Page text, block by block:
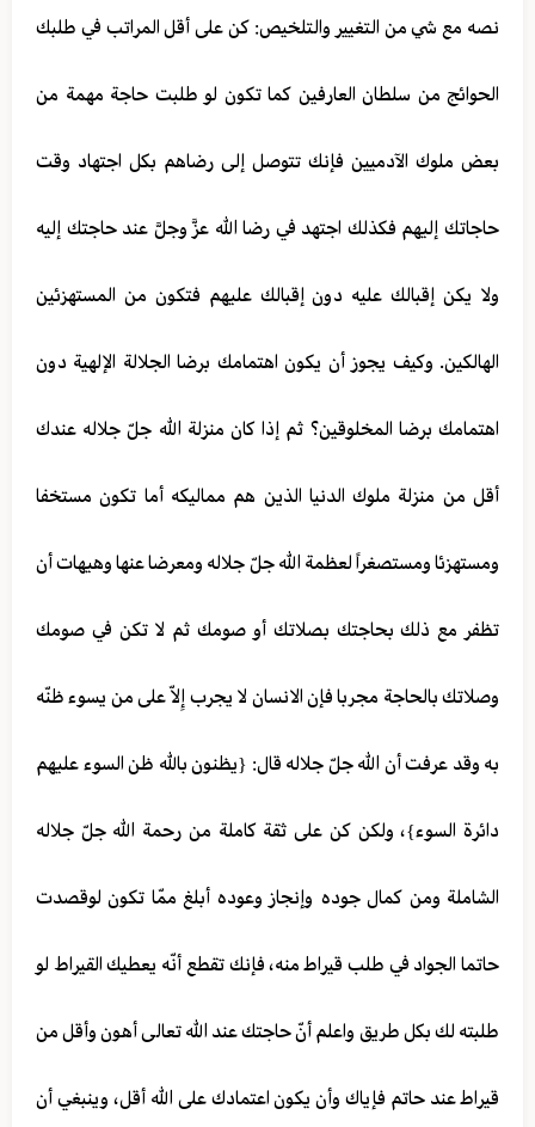
نصه مع شي من التغيير والتلخيص: كن على أقل المراتب في طلبك
الحوائج من سلطان العارفين كما تكون لو طلبت حاجة مهمة من
بعض ملوك الآدميين فإنك تتوصل إلى رضاهم بكل اجتهاد وقت
حاجاتك إليهم فكذلك اجتهد في رضا الله عزَّ وجلَّ عند حاجتك إليه
ولا يكن إقبالك عليه دون إقبالك عليهم فتكون من المستهزئين
الهالكين. وكيف يجوز أن يكون اهتمامك برضا الجلالة الإلهية دون
اهتمامك برضا المخلوقين؟ ثم إذا كان منزلة الله جلّ جلاله عندك
أقل من منزلة ملوك الدنيا الذين هم مماليكه أما تكون مستخفا
ومستهزئا ومستصغراً لعظمة الله جلّ جلاله ومعرضا عنها وهيهات أن
تظفر مع ذلك بحاجتك بصلاتك أو صومك ثم لا تكن في صومك
وصلاتك بالحاجة مجربا فإن الانسان لا يجرب إِلاّ على من يسوء ظنّه
به وقد عرفت أن الله جلّ جلاله قال: {يظنون بالله ظن السوء عليهم
دائرة السوء}، ولكن كن على ثقة كاملة من رحمة الله جلّ جلاله
الشاملة ومن كمال جوده وإنجاز وعوده أبلغ ممّا تكون لوقصدت
حاتما الجواد في طلب قيراط‍ منه، فإنك تقطع أنّه يعطيك القيراط لو
طلبته لك بكل طريق واعلم أنّ حاجتك عند الله تعالى أهون وأقل من
قيراط‍ عند حاتم فإياك وأن يكون اعتمادك على الله أقل، وينبغي أن